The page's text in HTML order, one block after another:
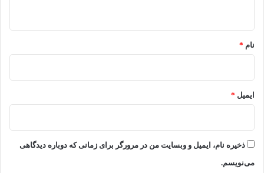
نام *
ایمیل *
ذخیره نام، ایمیل و وبسایت من در مرورگر برای زمانی که دوباره دیدگاهی
می‌نویسم.